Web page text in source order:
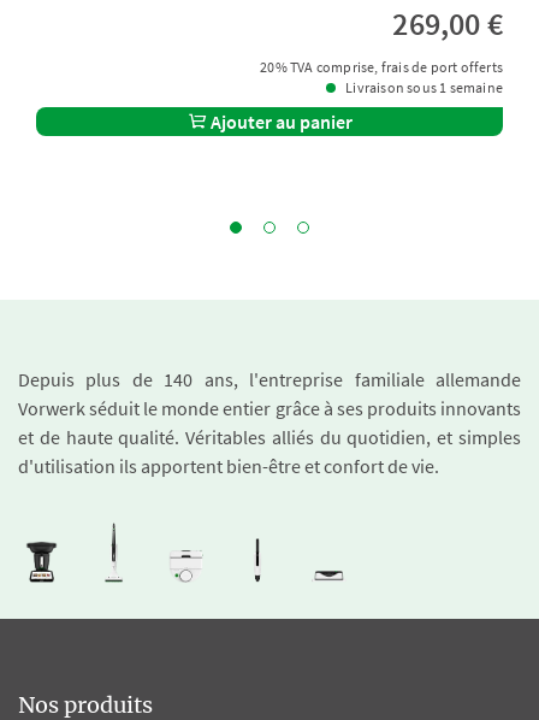
269,00 €
20% TVA comprise, frais de port offerts
Livraison sous 1 semaine
Ajouter au panier
Depuis plus de 140 ans, l'entreprise familiale allemande
Vorwerk séduit le monde entier grâce à ses produits innovants
et de haute qualité. Véritables alliés du quotidien, et simples
d'utilisation ils apportent bien-être et confort de vie.
Nos produits